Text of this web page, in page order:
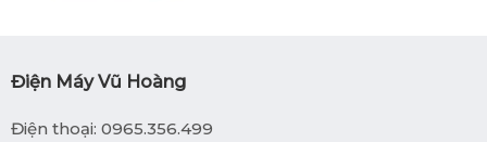
Điện Máy Vũ Hoàng
Điện thoại: 0965.356.499